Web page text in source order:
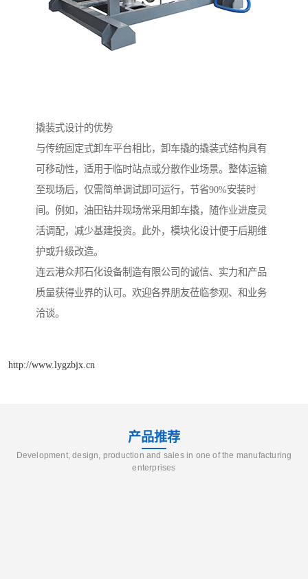
撬装式设计的优势
与传统固定式卸车平台相比，卸车撬的撬装式结构具有
可移动性，适用于临时站点或分散作业场景。整体运输
至现场后，仅需简单调试即可运行，节省90%安装时
间。例如，油田钻井现场常采用卸车撬，随作业进度灵
活调配，减少基建投资。此外，模块化设计便于后期维
护或升级改造。
连云港众邦石化设备制造有限公司的诚信、实力和产品
质量获得业界的认可。欢迎各界朋友莅临参观、和业务
洽谈。
http://www.lygzbjx.cn
产品推荐
Development, design, production and sales in one of the manufacturing
enterprises